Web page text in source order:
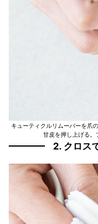
キューティクルリムーバーを爪
甘皮を押し上げる。
2. クロス